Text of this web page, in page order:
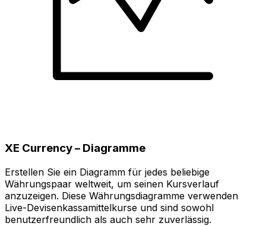
XE Currency – Diagramme
Erstellen Sie ein Diagramm für jedes beliebige
Währungspaar weltweit, um seinen Kursverlauf
anzuzeigen. Diese Währungsdiagramme verwenden
Live-Devisenkassamittelkurse und sind sowohl
benutzerfreundlich als auch sehr zuverlässig.